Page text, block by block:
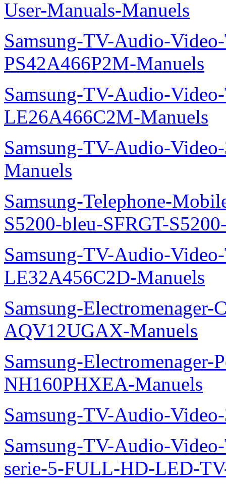
User-Manuals-Manuels
Samsung-TV-Audio-
PS42A466P2M-Manuels
Samsung-TV-Audio-
LE26A466C2M-Manuels
Samsung-TV-Audio-
Manuels
Samsung-Telephone-
S5200-bleu-SFRGT-
Samsung-TV-Audio-
LE32A456C2D-Manuels
Samsung-Electromenager-
AQV12UGAX-Manuels
Samsung-
NH160PHXEA-Manuels
Samsung-TV-Audio-
Samsung-TV-Audio-
serie-5-FULL-HD-LED-